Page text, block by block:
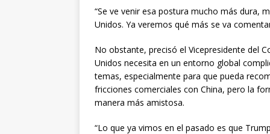
“Se ve venir esa postura mucho más dura,
Unidos. Ya veremos qué más se va
No obstante, precisó el Vicepresidente del
Unidos necesita en un entorno global
temas, especialmente para que pueda
fricciones comerciales con China, pero la
manera más amistosa.
“Lo que ya vimos en el pasado es que